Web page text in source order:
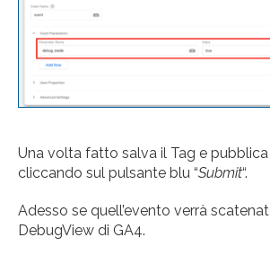
Una volta fatto salva il Tag e
cliccando sul pulsante blu “Submit“.
Adesso se quell’evento verrà
DebugView di GA4.